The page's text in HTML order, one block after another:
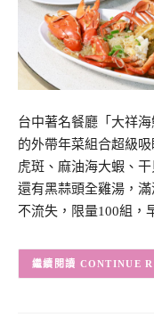
台中著名餐廳「大祥
的外帶年菜組合超級
虎斑、麻油海大蝦、
還有黑蒜頭全雞湯，
不流失，限量100組，
CONTINUE